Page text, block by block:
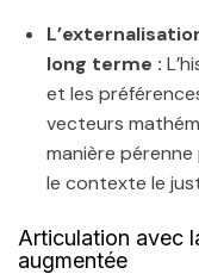
long terme :
et les
vecteurs
manière
le contexte le
Articulation avec
augmentée